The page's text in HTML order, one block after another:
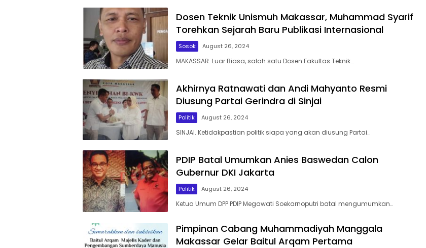
Dosen Teknik Unismuh Makassar, Muhammad Syarif
Torehkan Sejarah Baru Publikasi Internasional
Sosok August 26, 2024
MAKASSAR. Luar Biasa, salah satu Dosen Fakultas Teknik…
Akhirnya Ratnawati dan Andi Mahyanto Resmi
Diusung Partai Gerindra di Sinjai
Politik August 26, 2024
SINJAI. Ketidakpastian politik siapa yang akan diusung Partai…
PDIP Batal Umumkan Anies Baswedan Calon
Gubernur DKI Jakarta
Politik August 26, 2024
Ketua Umum DPP PDIP Megawati Soekarnoputri batal mengumumkan…
Pimpinan Cabang Muhammadiyah Manggala
Makassar Gelar Baitul Arqam Pertama